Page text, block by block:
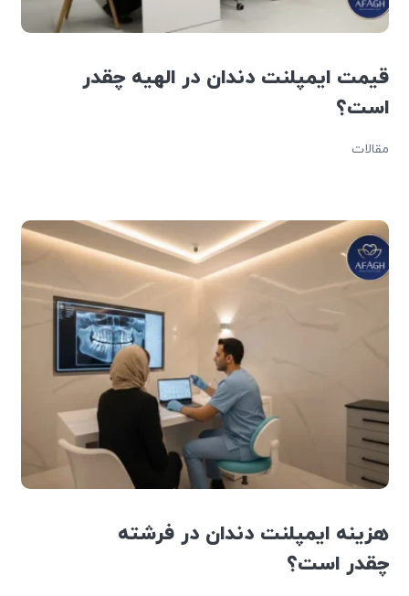
قیمت ایمپلنت دندان در الهیه چقدر
است؟
مقالات
هزینه ایمپلنت دندان در فرشته
چقدر است؟